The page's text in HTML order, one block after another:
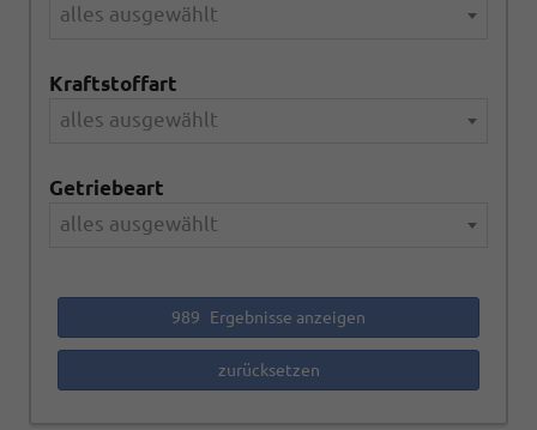
alles ausgewählt
Kraftstoffart
alles ausgewählt
Getriebeart
alles ausgewählt
989 Ergebnisse anzeigen
zurücksetzen